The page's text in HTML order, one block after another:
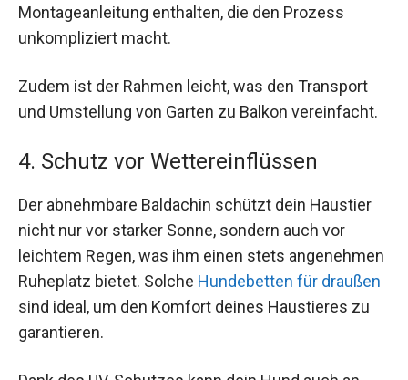
Montageanleitung enthalten, die den Prozess
unkompliziert macht.
Zudem ist der Rahmen leicht, was den Transport
und Umstellung von Garten zu Balkon vereinfacht.
4. Schutz vor Wettereinflüssen
Der abnehmbare Baldachin schützt dein Haustier
nicht nur vor starker Sonne, sondern auch vor
leichtem Regen, was ihm einen stets angenehmen
Ruheplatz bietet. Solche Hundebetten für draußen
sind ideal, um den Komfort deines Haustieres zu
garantieren.